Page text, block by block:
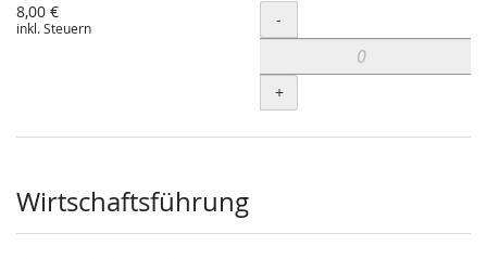
8,00 €
inkl. Steuern Menge
-
+
Wirtschaftsführung